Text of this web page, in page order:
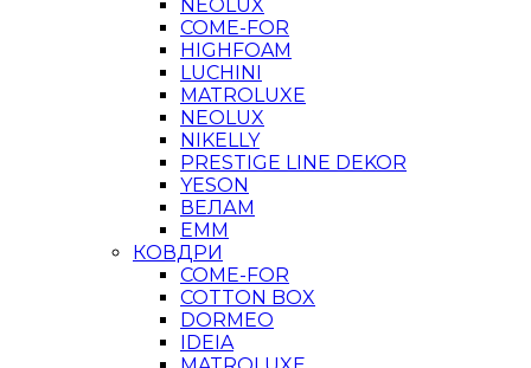
NEOLUX
COME-FOR
HIGHFOAM
LUCHINI
MATROLUXE
NEOLUX
NIKELLY
PRESTIGE LINE DEKOR
YESON
ВЕЛАМ
ЕММ
КОВДРИ
COME-FOR
COTTON BOX
DORMEO
IDEIA